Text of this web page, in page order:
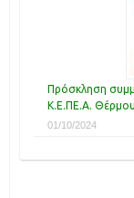
Πρόσκληση
Κ.Ε.ΠΕ.Α.
01/10/2024